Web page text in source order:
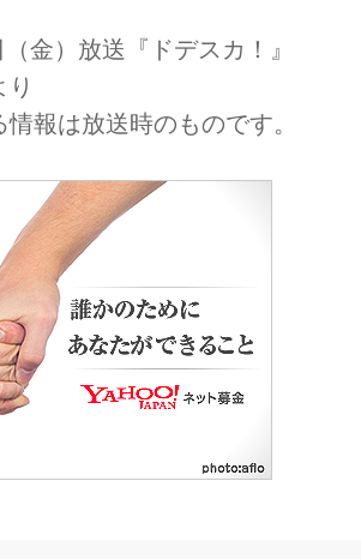
金）放送『ドデスカ！』
り
報は放送時のものです。